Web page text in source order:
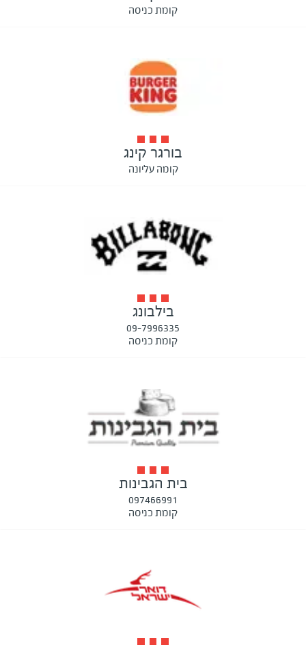
קומת כניסה
בורגר קינג
קומה עליונה
בילבונג
09-7996335
קומת כניסה
בית הגבינות
097466991
קומת כניסה